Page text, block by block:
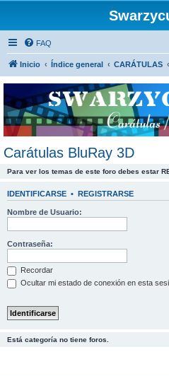
FAQ
Inicio Índice general CARÁTULAS
Carátulas BluRay 3D
Para ver los temas de este foro debes estar
IDENTIFICARSE • REGISTRARSE
Nombre de Usuario:
Contraseña:
Recordar
Ocultar mi estado de conexión en esta
Está categoría no tiene foros.